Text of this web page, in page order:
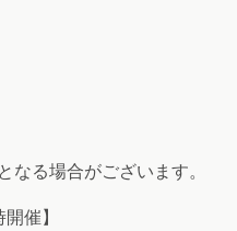
る場合がございます。
催】